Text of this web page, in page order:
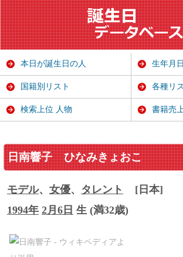
日南響子 ひなみきょおこ
モデル、 女優、 タレント
[日本]
1994年 2月6日 生 (満32歳)
本日が誕生日の人 生年月
国籍別リスト 各種リ
検索上位 人物 書籍売